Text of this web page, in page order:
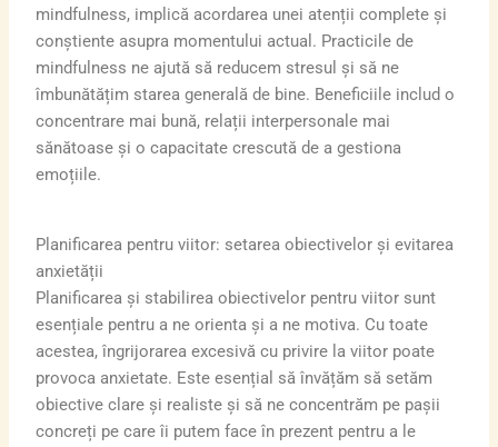
mindfulness, implică acordarea unei atenții complete și
conștiente asupra momentului actual. Practicile de
mindfulness ne ajută să reducem stresul și să ne
îmbunătățim starea generală de bine. Beneficiile includ o
concentrare mai bună, relații interpersonale mai
sănătoase și o capacitate crescută de a gestiona
emoțiile.
Planificarea pentru viitor: setarea obiectivelor și evitarea
anxietății
Planificarea și stabilirea obiectivelor pentru viitor sunt
esențiale pentru a ne orienta și a ne motiva. Cu toate
acestea, îngrijorarea excesivă cu privire la viitor poate
provoca anxietate. Este esențial să învățăm să setăm
obiective clare și realiste și să ne concentrăm pe pașii
concreți pe care îi putem face în prezent pentru a le